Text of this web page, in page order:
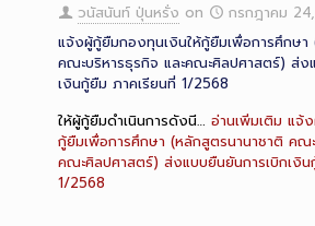
วนัสนันท์ ปุ่นหรั่ง on
กรกฎาคม
แจ้งผู้กู้ยืมกองทุนเงินให้กู้ยืมเพื่อการศึกษา
คณะบริหารธุรกิจ และคณะศิลปศาสตร์) ส่ง
เงินกู้ยืม ภาคเรียนที่ 1/2568
ให้ผู้กู้ยืมดำเนินการดังนี… อ่านเพิ่มเติม แจ้
กู้ยืมเพื่อการศึกษา (หลักสูตรนานาชาติ คณ
คณะศิลปศาสตร์) ส่งแบบยืนยันการเบิกเงิน
1/2568